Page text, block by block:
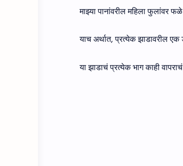
माझ्या पानांवरील महिला फुलांवर
याच अर्थात, प्रत्येक झाडावरील एक
या झाडाचं प्रत्येक भाग काही